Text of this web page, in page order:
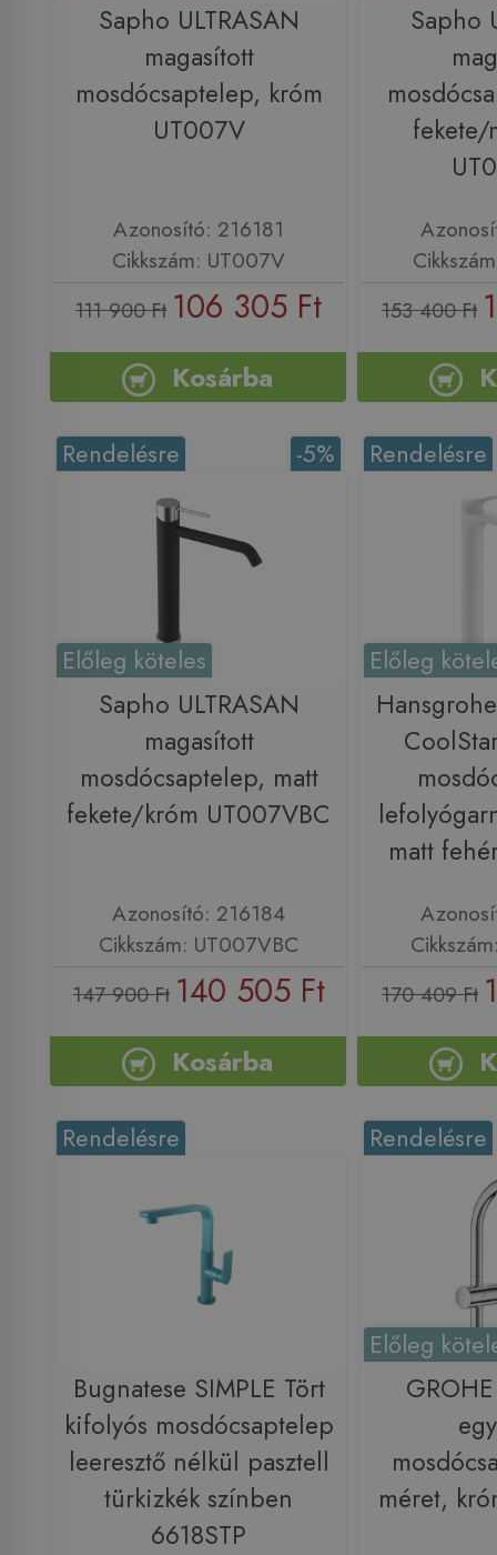
Sapho ULTRASAN
magasított
mosdócsaptelep, króm
UT007V
Azonosító: 216181
Cikkszám: UT007V
111 900 Ft 106 305 Ft
Kosárba
Sapho
fekete/
153 400 Ft
-5%
Rendelésre
Előleg köteles
Sapho ULTRASAN
magasított
mosdócsaptelep, matt
fekete/króm UT007VBC
Azonosító: 216184
Cikkszám: UT007VBC
147 900 Ft 140 505 Ft
Kosárba
Rendelésre
Előleg
matt
170 409 Ft
Rendelésre
Bugnatese SIMPLE Tört
kifolyós mosdócsaptelep
leeresztő nélkül pasztell
türkizkék színben
6618STP
Rendelésre
Előleg
méret,